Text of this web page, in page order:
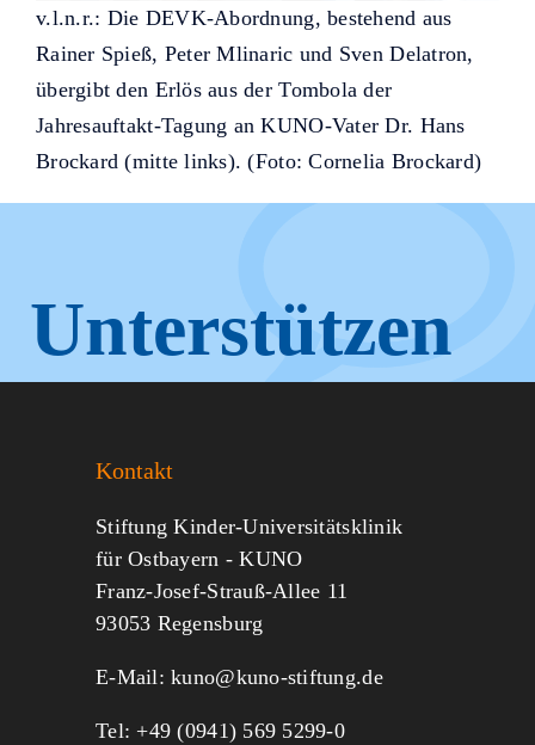
v.l.n.r.: Die DEVK-Abordnung, bestehend aus
Rainer Spieß, Peter Mlinaric und Sven Delatron,
übergibt den Erlös aus der Tombola der
Jahresauftakt-Tagung an KUNO-Vater Dr. Hans
Brockard (mitte links). (Foto: Cornelia Brockard)
Unterstützen
Jeder kann helfen.
MITMACHEN SPENDEN
Kontakt
Stiftung Kinder-Universitätsklinik
für Ostbayern - KUNO
Franz-Josef-Strauß-Allee 11
93053 Regensburg
E-Mail:kuno@kuno-stiftung.de
Tel: +49 (0941) 569 5299-0